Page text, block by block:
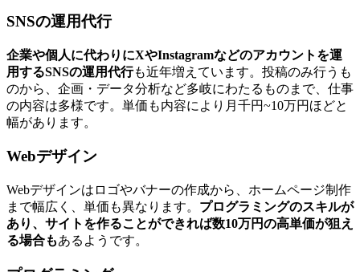
SNSの運用代行
企業や個人に代わりにXやInstagramなどのアカウントを運
用するSNSの運用代行も近年増えています。投稿のみ行うも
のから、企画・データ分析など多岐にわたるものまで、仕事
の内容は多様です。単価も内容により月千円~10万円ほどと
幅があります。
Webデザイン
Webデザインはロゴやバナーの作成から、ホームページ制作
まで幅広く、単価も異なります。 プログラミングのスキルが
あり、サイトを作ることができれば数10万円の高単価が狙え
る場合もあるようです。